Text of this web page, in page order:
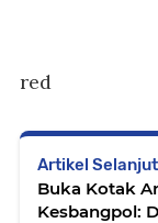
red
Artikel
Buka Kotak
Kesbangpol: